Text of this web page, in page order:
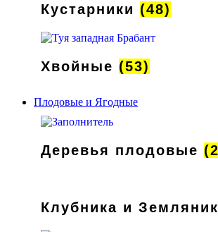
Кустарники (48)
Хвойные (53)
Плодовые и Ягодные
Деревья плодовые
Клубника и